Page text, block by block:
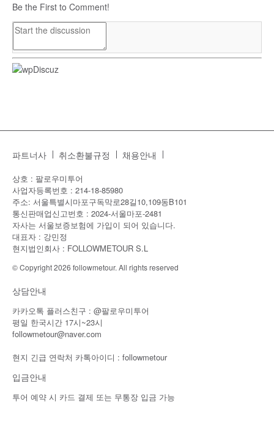
Be the First to Comment!
파트너사 취소환불규정 채용안내
상호 : 팔로우미투어
사업자등록번호 : 214-18-85980
주소: 서울특별시마포구독막로28길10,109동B101
통신판매업신고번호 : 2024-서울마포-2481
자사는 서울보증보험에 가입이 되어 있습니다.
대표자 : 강민정
현지법인회사 : FOLLOWMETOUR S.L
© Copyright 2026 followmetour. All rights reserved
상담안내
카카오톡 플러스친구 : @팔로우미투어
평일 한국시간 17시~23시
followmetour@naver.com
현지 긴급 연락처 카톡아이디 : followmetour
입금안내
투어 예약 시 카드 결제 또는 무통장 입금 가능